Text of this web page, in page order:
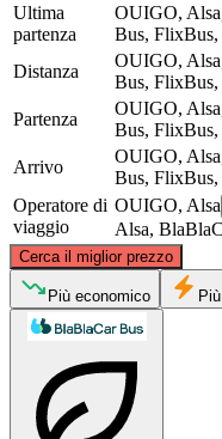
Ultima
partenza
OUIGO,
Bus,
Distanza
OUIGO,
Bus,
Partenza
OUIGO,
Bus,
Arrivo
OUIGO,
Bus,
Operatore di
viaggio
OUIGO, Alsa
Alsa,
Cerca il miglior prezzo
Più economico